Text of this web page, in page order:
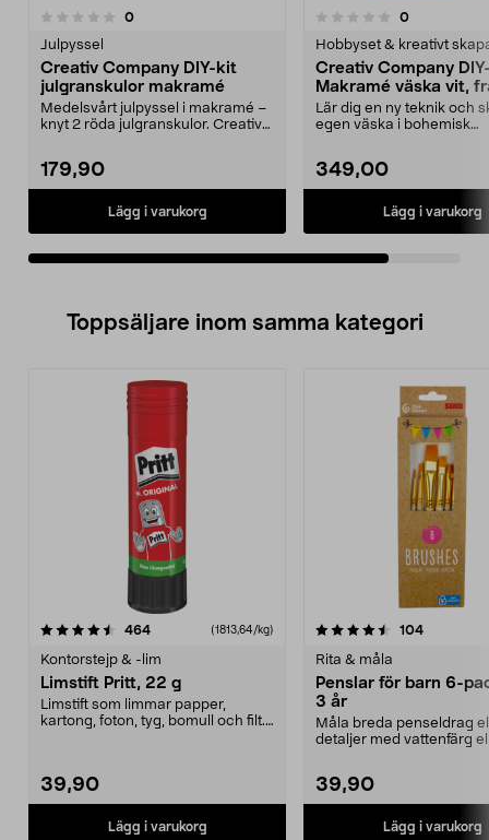
0recensioner
Julpyssel
Creativ Company DIY-kit
julgranskulor makramé
Medelsvårt julpyssel i makramé –
knyt 2 röda julgranskulor. Creativ
179,90
Lägg i varukorg
0.0 av 5 stjärnor 0recensioner
Hobbyset & kreativt
Creativ Company
Makramé väska vit,
Lär dig en ny teknik och
egen väska i bohemisk
349,00
Lägg i varukorg
Toppsäljare inom samma kategori
464recensioner(1813,64/kg)
Kontorstejp & -lim
Limstift Pritt, 22 g
Limstift som limmar papper,
kartong, foton, tyg, bomull och filt.
39,90
Lägg i varukorg
4.5 av 5 stjärnor 104
Rita & måla
Penslar för barn 6-
3 år
Måla breda penseldrag
detaljer med vattenfärg
39,90
Lägg i varukorg
4.5 av 5 stjärnor